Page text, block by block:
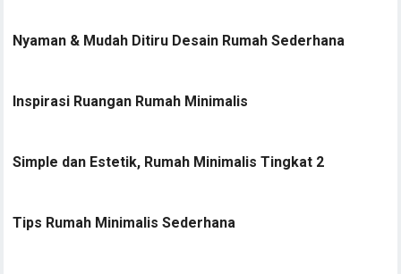
Nyaman & Mudah Ditiru Desain Rumah Sederhana
Inspirasi Ruangan Rumah Minimalis
Simple dan Estetik, Rumah Minimalis Tingkat 2
Tips Rumah Minimalis Sederhana